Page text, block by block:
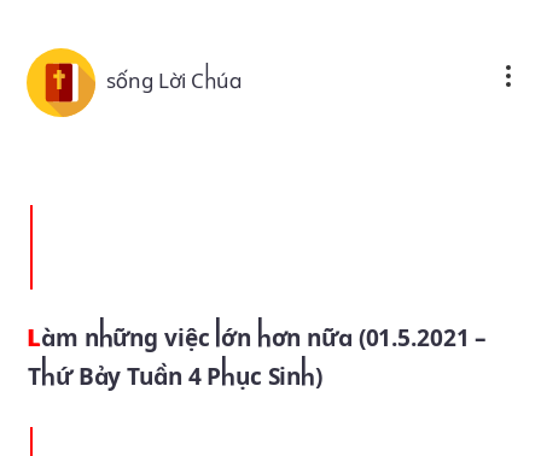
sống Lời Chúa
Làm những việc lớn hơn nữa (01.5.2021 –
Thứ Bảy Tuần 4 Phục Sinh)